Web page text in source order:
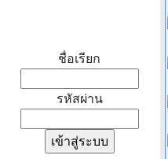
ชื่อเรียก
รหัสผ่าน